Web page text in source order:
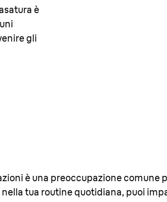
è
gli
è una preoccupazione comune
tua routine quotidiana, puoi